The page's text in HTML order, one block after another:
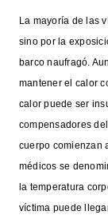
La mayoría de las
sino por la
barco naufragó.
mantener el calor
calor puede ser
compensadores
cuerpo comienzan
médicos se
la temperatura
víctima puede